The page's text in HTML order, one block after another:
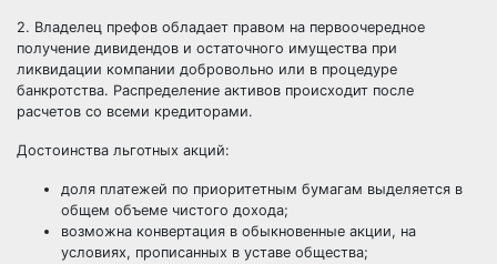
2. Владелец префов обладает правом на первоочередное
получение дивидендов и остаточного имущества при
ликвидации компании добровольно или в процедуре
банкротства. Распределение активов происходит после
расчетов со всеми кредиторами.
Достоинства льготных акций:
доля платежей по приоритетным бумагам выделяется в
общем объеме чистого дохода;
возможна конвертация в обыкновенные акции, на
условиях, прописанных в уставе общества;